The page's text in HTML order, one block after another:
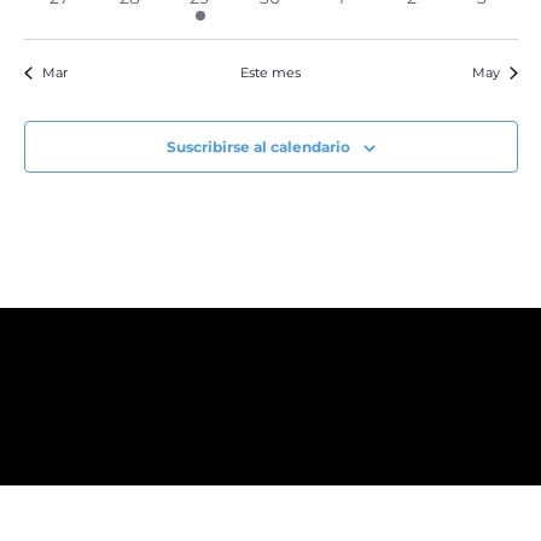
evento
Mar Este mes May
Suscribirse al calendario